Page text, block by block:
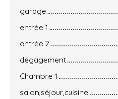
garage
entrée 1
entrée 2
dégagement
Chambre 1
salon,séjour,cuisine